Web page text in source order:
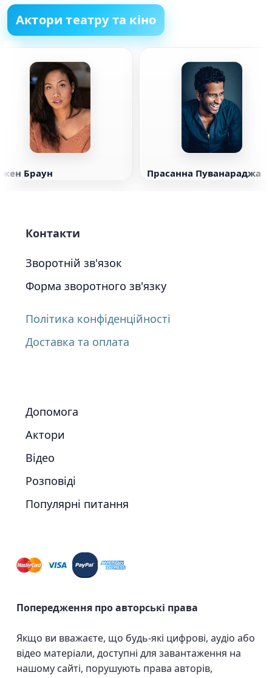
Актори театру та кіно
Браун Прасанна Пуванараджа
Контакти
Зворотній зв'язок
Форма зворотного зв'язку
Політика конфіденційності
Доставка та оплата
Допомога
Актори
Відео
Розповіді
Популярні питання
Попередження про авторські права
Якщо ви вважаєте, що будь-які цифрові, аудіо або
відео матеріали, доступні для завантаження на
нашому сайті, порушують права авторів,